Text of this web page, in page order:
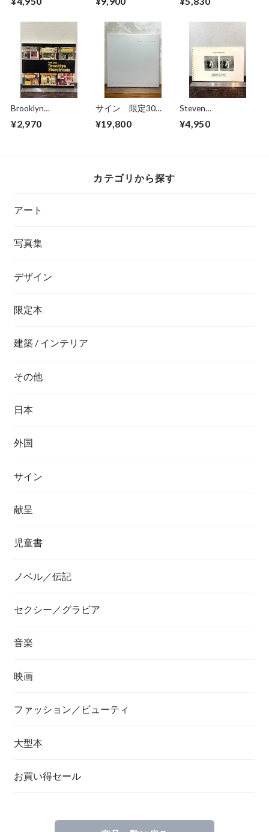
Anne:2021
photographer Oscar
Brooklyn
Lacy
¥2,970
サイン 限定30
愛 カナリア 泣く
¥19,800
Steven
BODIES OF LIGHT
¥4,950
カテゴリから探す
アート
写真集
デザイン
限定本
建築 / インテリア
その他
日本
外国
サイン
献呈
児童書
ノベル／伝記
セクシー／グラビア
音楽
映画
ファッション／ビューティ
大型本
お買い得セール